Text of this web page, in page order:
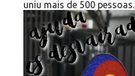
uniu mais de 500 pessoas.